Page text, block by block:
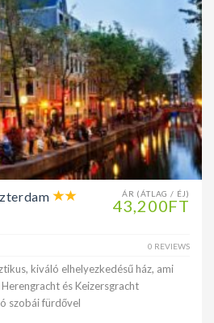
ÁR (ÁTLAG / ÉJ)
43,200FT
0 REVIEWS
kiváló elhelyezkedésű ház, ami
és Keizersgracht
szobái fürdővel